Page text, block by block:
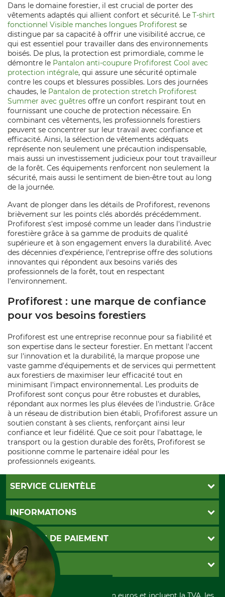
Dans le domaine forestier, il est crucial de porter des
vêtements adaptés qui allient confort et sécurité. Le T-shirt
fonctionnel Visible manches longues Profiforest se
distingue par sa capacité à offrir une visibilité accrue, ce
qui est essentiel pour travailler dans des environnements
boisés. De plus, la protection est primordiale, comme le
démontre le Pantalon anti-coupure Profiforest Cool avec
protection intégrale, qui assure une sécurité optimale
contre les coups et blessures possibles. Lors des journées
chaudes, le Pantalon de protection stretch Profiforest
Summer avec guêtres offre un confort respirant tout en
fournissant une couche de protection nécessaire. En
combinant ces vêtements, les professionnels forestiers
peuvent se concentrer sur leur travail avec confiance et
efficacité. Ainsi, la sélection de vêtements adéquats
représente non seulement une précaution indispensable,
mais aussi un investissement judicieux pour tout travailleur
de la forêt. Ces équipements renforcent non seulement la
sécurité, mais aussi le sentiment de bien-être tout au long
de la journée.
Avant de plonger dans les détails de Profiforest, revenons
brièvement sur les points clés abordés précédemment.
Profiforest s'est imposé comme un leader dans l'industrie
forestière grâce à sa gamme de produits de qualité
supérieure et à son engagement envers la durabilité. Avec
des décennies d'expérience, l'entreprise offre des solutions
innovantes qui répondent aux besoins variés des
professionnels de la forêt, tout en respectant
l'environnement.
Profiforest : une marque de confiance
pour vos besoins forestiers
Profiforest est une entreprise reconnue pour sa fiabilité et
son expertise dans le secteur forestier. En mettant l'accent
sur l'innovation et la durabilité, la marque propose une
vaste gamme d'équipements et de services qui permettent
aux forestiers de maximiser leur efficacité tout en
minimisant l'impact environnemental. Les produits de
Profiforest sont conçus pour être robustes et durables,
répondant aux normes les plus élevées de l'industrie. Grâce
à un réseau de distribution bien établi, Profiforest assure un
soutien constant à ses clients, renforçant ainsi leur
confiance et leur fidélité. Que ce soit pour l'abattage, le
transport ou la gestion durable des forêts, Profiforest se
positionne comme le partenaire idéal pour les
professionnels exigeants.
SERVICE CLIENTÈLE
Foire aux questions
Abonnement à la newsletter
Contact
Garantie / Devis
Paramètres des cookies
INFORMATIONS
CGV
Livraison
Conditions d'annulation
Formulaire de rétraction
Politique de confidentialité
Élimination et environnement
MOYENS DE PAIEMENT
PayPal
Carte de crédit
Paiement á l'avance
GRUBE KG
Histoire